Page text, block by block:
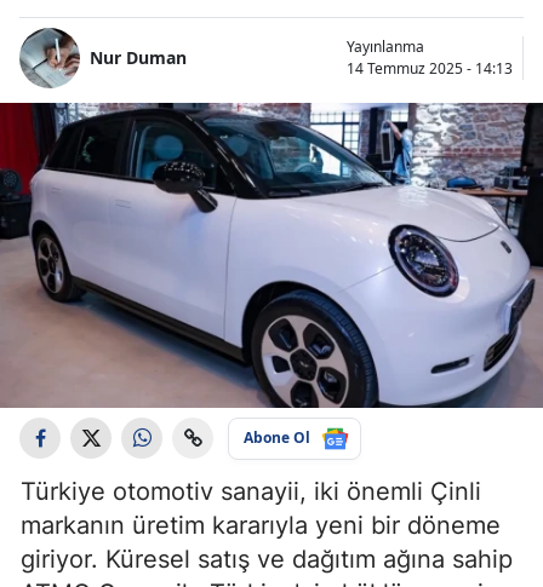
Nur Duman
Yayınlanma
14 Temmuz 2025 - 14:13
Abone Ol
Türkiye otomotiv sanayii, iki önemli Çinli
markanın üretim kararıyla yeni bir döneme
giriyor. Küresel satış ve dağıtım ağına sahip